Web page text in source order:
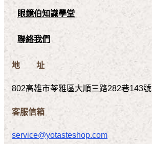
眼鏡伯知識學堂
聯絡我們
地 址
802高雄市苓雅區大順三路282巷143號
客服信箱
service@yotasteshop.com